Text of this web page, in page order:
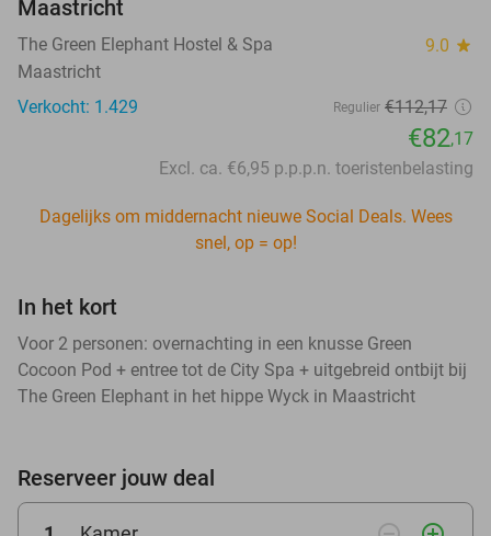
Maastricht
The Green Elephant Hostel & Spa 9.0 star
Maastricht
Verkocht: 1.429
Regulier €112,17
€82,17
Excl. ca. €6,95 p.p.p.n. toeristenbelasting
Dagelijks om middernacht nieuwe Social Deals. Wees
snel, op = op!
In het kort
Voor 2 personen: overnachting in een knusse Green
Cocoon Pod + entree tot de City Spa + uitgebreid ontbijt bij
The Green Elephant in het hippe Wyck in Maastricht
Reserveer jouw deal